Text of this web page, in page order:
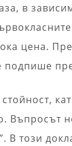
в
цена.
подпише
Въпросът
В този